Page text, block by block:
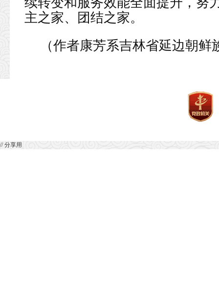
主之家、团结之家。
（作者康芳系吉林省延边朝
// 分享用